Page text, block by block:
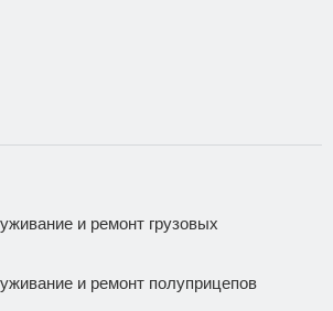
и ремонт грузовых
и ремонт полуприцепов